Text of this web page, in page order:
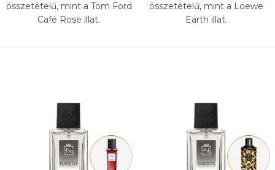
összetételű, mint a Tom Ford
Café Rose illat.
összetételű, mint a Loewe
Earth illat.